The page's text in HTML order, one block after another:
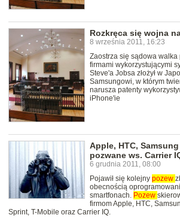
Rozkręca się wojna
8 września 2011, 16:23
Zaostrza się sądowa
firmami wykorzystującymi
Steve'a Jobsa złożył w
Samsungowi, w którym
narusza patenty
iPhone'ie
Apple, HTC,
pozwane ws. Carrier
6 grudnia 2011, 08:00
Pojawił się kolejny pozew
obecnością
smartfonach. Pozew
firmom Apple, HTC,
Sprint, T-Mobile oraz Carrier IQ.